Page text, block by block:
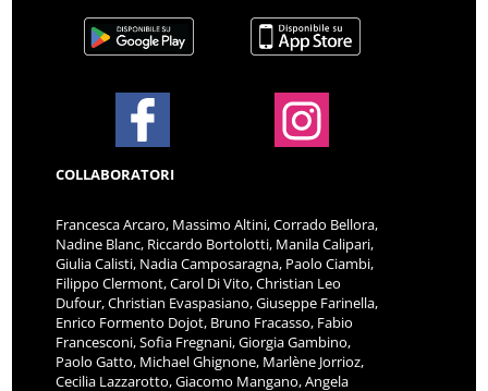
COLLABORATORI
Francesca Arcaro, Massimo Altini, Corrado Bellora,
Nadine Blanc, Riccardo Bortolotti, Manila Calipari,
Giulia Calisti, Nadia Camposaragna, Paolo Ciambi,
Filippo Clermont, Carol Di Vito, Christian Leo
Dufour, Christian Evaspasiano, Giuseppe Farinella,
Enrico Formento Dojot, Bruno Fracasso, Fabio
Francesconi, Sofia Fregnani, Giorgia Gambino,
Paolo Gatto, Michael Ghignone, Marlène Jorrioz,
Cecilia Lazzarotto, Giacomo Mangano, Angela